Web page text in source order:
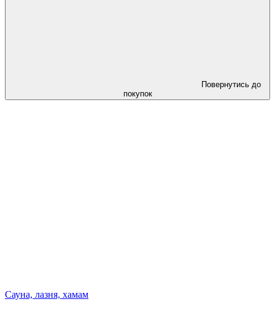
Повернутись до
покупок
Сауна, лазня, хамам